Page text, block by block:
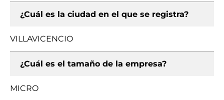
¿Cuál es la ciudad en el que se registra?
VILLAVICENCIO
¿Cuál es el tamaño de la empresa?
MICRO